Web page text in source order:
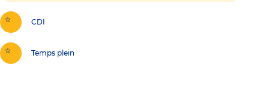
CDI
Temps plein